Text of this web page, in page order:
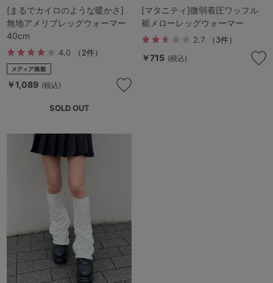
M-AB M-CD M-EF
L-AB
LL-EF
セールアイテム
その他から探す
お気に入り
ランキング
高評価レビューアイテム
WEB限定アイテム
特集ページ
[まるでカイロのような暖かさ]
無地アメリブレッグウォーマー
40cm
4.0 （2件）
￥1,089 (税込)
SOLD OUT
[マタニティ]微弱着圧ワッフル
裾メローレッグウォーマー
2.7 （3件）
￥715 (税込)